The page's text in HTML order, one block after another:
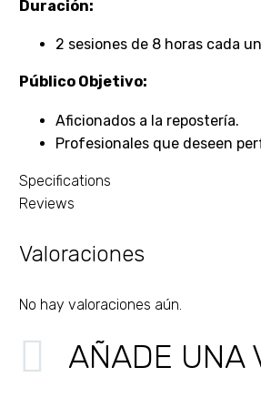
Duración:
2 sesiones de 8 horas cada
Público Objetivo:
Aficionados a la repostería.
Profesionales que deseen
Specifications
Reviews
Valoraciones
No hay valoraciones aún.
AÑADE UNA